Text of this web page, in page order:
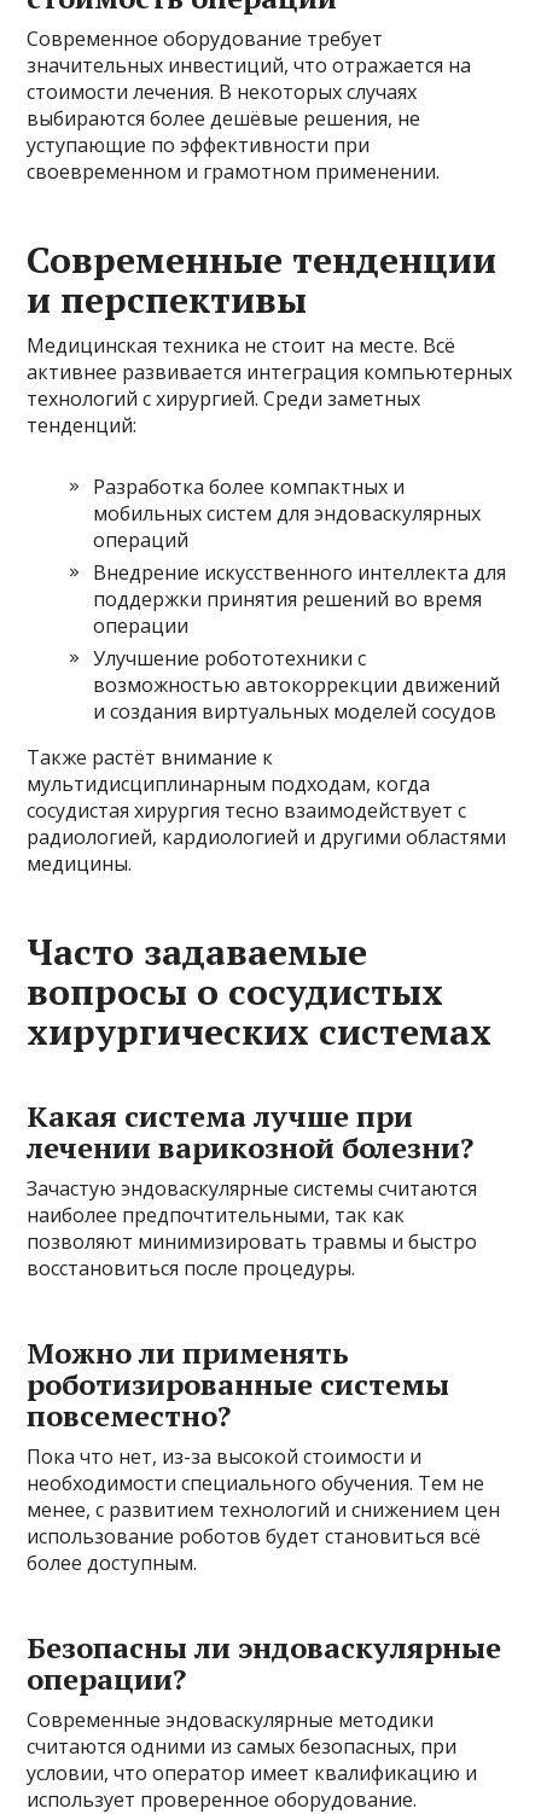
Современное оборудование требует
значительных инвестиций, что отражается на
стоимости лечения. В некоторых случаях
выбираются более дешёвые решения, не
уступающие по эффективности при
своевременном и грамотном применении.
Современные тенденции
и перспективы
Медицинская техника не стоит на месте. Всё
активнее развивается интеграция компьютерных
технологий с хирургией. Среди заметных
тенденций:
Разработка более компактных и
мобильных систем для эндоваскулярных
операций
Внедрение искусственного интеллекта для
поддержки принятия решений во время
операции
Улучшение робототехники с
возможностью автокоррекции движений
и создания виртуальных моделей сосудов
Также растёт внимание к
мультидисциплинарным подходам, когда
сосудистая хирургия тесно взаимодействует с
радиологией, кардиологией и другими областями
медицины.
Часто задаваемые
вопросы о сосудистых
хирургических системах
Какая система лучше при
лечении варикозной болезни?
Зачастую эндоваскулярные системы считаются
наиболее предпочтительными, так как
позволяют минимизировать травмы и быстро
восстановиться после процедуры.
Можно ли применять
роботизированные системы
повсеместно?
Пока что нет, из-за высокой стоимости и
необходимости специального обучения. Тем не
менее, с развитием технологий и снижением цен
использование роботов будет становиться всё
более доступным.
Безопасны ли эндоваскулярные
операции?
Современные эндоваскулярные методики
считаются одними из самых безопасных, при
условии, что оператор имеет квалификацию и
использует проверенное оборудование.